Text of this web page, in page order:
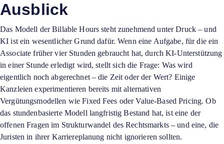
Ausblick
Das Modell der Billable Hours steht zunehmend unter Druck – und
KI ist ein wesentlicher Grund dafür. Wenn eine Aufgabe, für die ein
Associate früher vier Stunden gebraucht hat, durch KI-Unterstützung
in einer Stunde erledigt wird, stellt sich die Frage: Was wird
eigentlich noch abgerechnet – die Zeit oder der Wert? Einige
Kanzleien experimentieren bereits mit alternativen
Vergütungsmodellen wie Fixed Fees oder Value-Based Pricing. Ob
das stundenbasierte Modell langfristig Bestand hat, ist eine der
offenen Fragen im Strukturwandel des Rechtsmarkts – und eine, die
Juristen in ihrer Karriereplanung nicht ignorieren sollten.